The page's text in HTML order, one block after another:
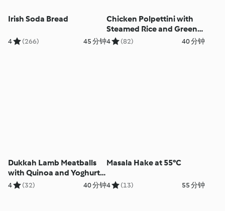
Irish Soda Bread
4 (266) 45 分钟
Chicken Polpettini with
Steamed Rice and Green
Beans
4 (82) 40 分钟
Dukkah Lamb Meatballs
with Quinoa and Yoghurt
Sauce
4 (32) 40 分钟
Masala Hake at 55°C
4 (13) 55 分钟